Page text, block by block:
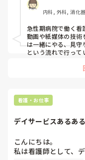
内科, 外科, 消化
急性期病院で働く看
動画や紙媒体の技術
は一緒にやる、見守
という流れで行って
看護・お仕事
デイサービスあるあ
こんにちは。
私は看護師として、